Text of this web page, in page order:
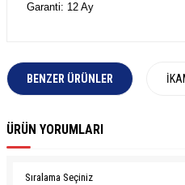
Garanti: 12 Ay
BENZER ÜRÜNLER
ÜRÜN YORUMLARI